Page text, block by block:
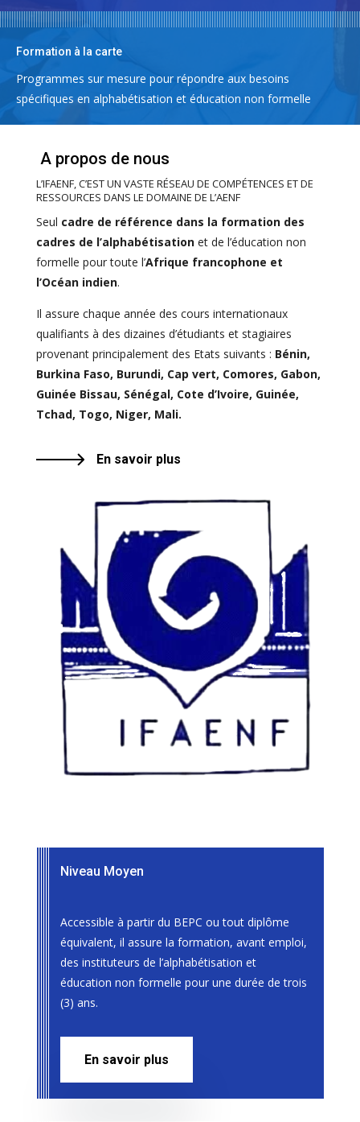
Formation à la carte
Programmes sur mesure pour répondre aux besoins
spécifiques en alphabétisation et éducation non formelle
A propos de nous
L’IFAENF, C’EST UN VASTE RÉSEAU DE COMPÉTENCES ET DE
RESSOURCES DANS LE DOMAINE DE L’AENF
Seul cadre de référence dans la formation des
cadres de l’alphabétisationet de l’éducation non
formelle pour toute l’Afrique francophone et
l’Océan indien.
Il assure chaque année des cours internationaux
qualifiants à des dizaines d’étudiants et stagiaires
provenant principalement des Etats suivants : Bénin,
Burkina Faso, Burundi, Cap vert, Comores, Gabon,
Guinée Bissau, Sénégal, Cote d’Ivoire, Guinée,
Tchad, Togo, Niger, Mali.
En savoir plus
Niveau Moyen
Accessible à partir du BEPC ou tout diplôme
équivalent, il assure la formation, avant emploi,
des instituteurs de l’alphabétisation et
éducation non formelle pour une durée de trois
(3) ans.
En savoir plus